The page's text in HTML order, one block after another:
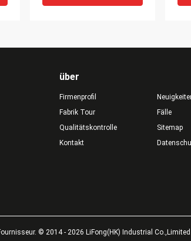
LED-Beleuchtung
über
Firmenprofil
Fabrik Tour
Qualitätskontrolle
Kontakt
Fälle
Sitemap
© 2014 - 2026 LiFong(HK) Industrial